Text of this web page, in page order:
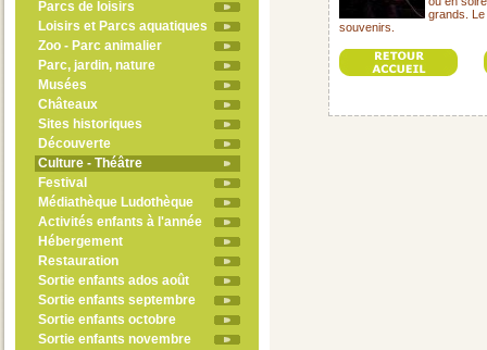
Parcs de loisirs
Loisirs et Parcs aquatiques
Zoo - Parc animalier
Parc, jardin, nature
Musées
Châteaux
Sites historiques
Découverte
Culture - Théâtre
Festival
Médiathèque Ludothèque
Activités enfants à l'année
Hébergement
Restauration
Sortie enfants ados août
Sortie enfants septembre
Sortie enfants octobre
Sortie enfants novembre
grands.
souvenirs.